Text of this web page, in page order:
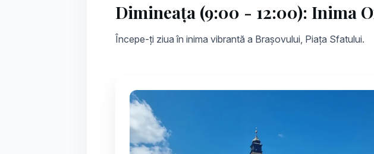
Dimineața (9:00 - 12:00): Inima
Începe-ți ziua în inima vibrantă a Brașovului, Piața Sfatului.